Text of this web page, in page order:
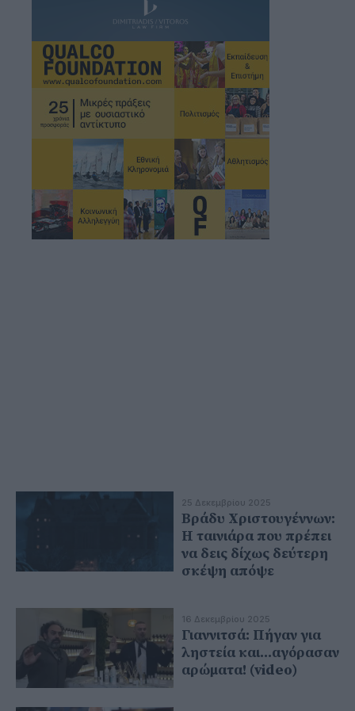
25 Δεκεμβρίου 2025
Βράδυ Χριστουγέννων:
Η ταινιάρα που πρέπει
να δεις δίχως δεύτερη
σκέψη απόψε
16 Δεκεμβρίου 2025
Γιαννιτσά: Πήγαν για
ληστεία και...αγόρασαν
αρώματα! (video)